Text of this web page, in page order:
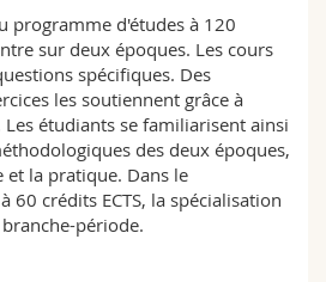
programme d'études à 120
sur deux époques. Les cours
spécifiques. Des
les soutiennent grâce à
Les étudiants se familiarisent ainsi
des deux époques,
la pratique. Dans le
60 crédits ECTS, la spécialisation
période.